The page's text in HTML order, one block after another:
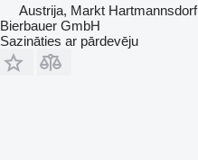
Austrija, Markt Hartmannsdorf
Bierbauer GmbH
Sazināties ar pārdevēju